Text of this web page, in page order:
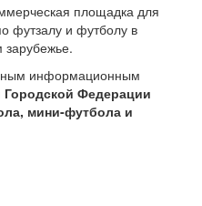
площадка для
футзалу и футболу в
зарубежье.
информационным
Федерации
мини-футбола и